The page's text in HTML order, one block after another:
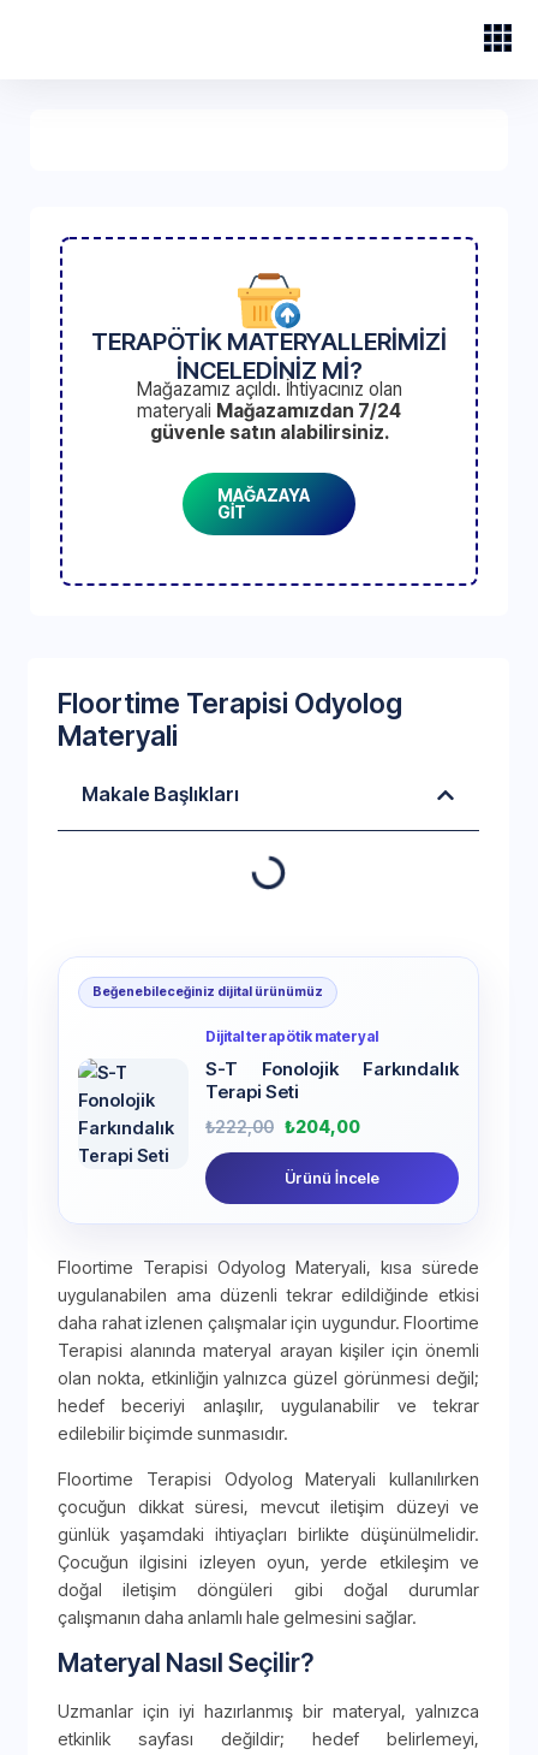
TERAPÖTİK MATERYALLERİMİZİ
İNCELEDİNİZ Mİ?
Mağazamız açıldı. İhtiyacınız olan
materyali Mağazamızdan 7/24
güvenle satın alabilirsiniz.
MAĞAZAYA
GİT
Floortime Terapisi Odyolog
Materyali
Makale Başlıkları
Beğenebileceğiniz dijital ürünümüz
Dijital terapötik materyal
S-T Fonolojik Farkındalık
Terapi Seti
₺222,00 ₺204,00
Ürünü İncele
Floortime Terapisi Odyolog Materyali, kısa sürede
uygulanabilen ama düzenli tekrar edildiğinde etkisi
daha rahat izlenen çalışmalar için uygundur. Floortime
Terapisi alanında materyal arayan kişiler için önemli
olan nokta, etkinliğin yalnızca güzel görünmesi değil;
hedef beceriyi anlaşılır, uygulanabilir ve tekrar
edilebilir biçimde sunmasıdır.
Floortime Terapisi Odyolog Materyali kullanılırken
çocuğun dikkat süresi, mevcut iletişim düzeyi ve
günlük yaşamdaki ihtiyaçları birlikte düşünülmelidir.
Çocuğun ilgisini izleyen oyun, yerde etkileşim ve
doğal iletişim döngüleri gibi doğal durumlar
çalışmanın daha anlamlı hale gelmesini sağlar.
Materyal Nasıl Seçilir?
Uzmanlar için iyi hazırlanmış bir materyal, yalnızca
etkinlik sayfası değildir; hedef belirlemeyi,